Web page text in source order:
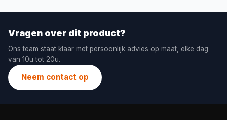
Vragen over dit product?
Ons team staat klaar met persoonlijk advies op maat, elke dag
van 10u tot 20u.
Neem contact op